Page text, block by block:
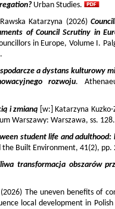
Urban Studies.
Katarzyna (2026)
of Council Scrutiny in
in Europe, Volume I.
a dystans kulturowy
rozwoju.
i zmianą [w:] Katarzyna
Warszawy: Warszawa, ss. 128.
student life and adulthood:
the Built Environment, 41(2), pp.
transformacja obszarów
The uneven benefits of
local development in